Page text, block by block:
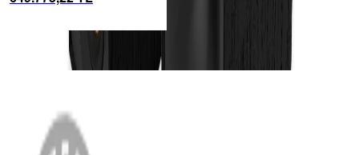
Dutch & Dutc...
MENÜ